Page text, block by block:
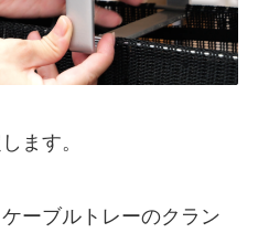
ます。
ーブルトレーのクラン